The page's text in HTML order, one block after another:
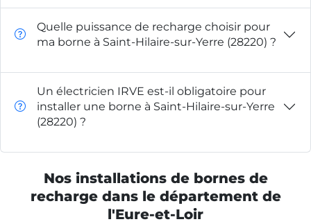
Quelle puissance de recharge choisir pour
ma borne à Saint-Hilaire-sur-Yerre (28220) ?
Un électricien IRVE est-il obligatoire pour
installer une borne à Saint-Hilaire-sur-Yerre
(28220) ?
Nos installations de bornes de
recharge dans le département de
l'Eure-et-Loir